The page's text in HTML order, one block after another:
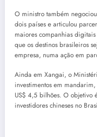
O ministro também
dois países e articulou
maiores companhias
que os destinos brasileiros
empresa, numa ação em
Ainda em Xangai, o
investimentos em
US$ 4,5 bilhões. O objetivo
investidores chineses no